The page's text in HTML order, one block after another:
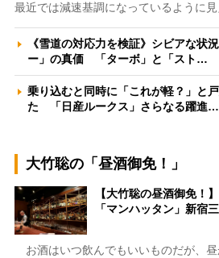
最近では減速基調になっているように
《雪道の対応力を検証》シビアな状
ー」の真価 「ターボ」と「スト…
乗り込むと同時に「これが軽？」と
た 「日産ルークス」さらなる躍進…
大竹聡の「昼酒御免！」
【大竹聡の昼酒御免！
「マンハッタン」新宿
お酒はいつ飲んでもいいものだが、